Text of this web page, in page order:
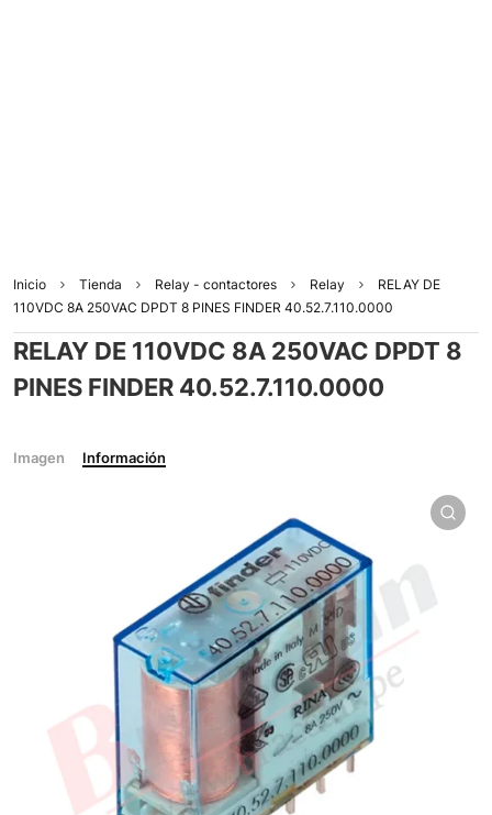
Inicio Tienda Relay - contactores Relay
RELAY DE
110VDC 8A 250VAC DPDT 8 PINES FINDER 40.52.7.110.0000
RELAY DE 110VDC 8A 250VAC DPDT 8
PINES FINDER 40.52.7.110.0000
Imagen Información